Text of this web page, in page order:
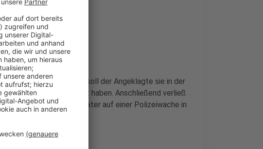
Nach einem Streit soll der Angeklagte sie in der
Gewalt gewürgt haben. Anschließend verließ
und stellte sich später auf einer Polizeiwache in